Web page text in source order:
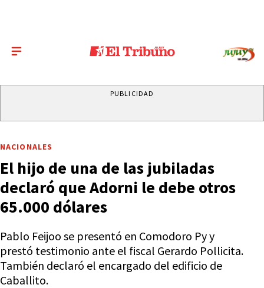
PUBLICIDAD
NACIONALES
El hijo de una de las jubiladas
declaró que Adorni le debe otros
65.000 dólares
Pablo Feijoo se presentó en Comodoro Py y
prestó testimonio ante el fiscal Gerardo Pollicita.
También declaró el encargado del edificio de
Caballito.